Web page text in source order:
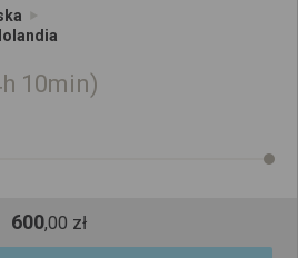
10min
600,00 zł